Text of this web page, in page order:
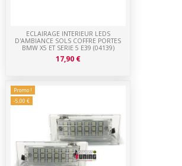
Promo !
-5,00 €
ECLAIRAGE INTERIEUR LEDS
D'AMBIANCE SOLS COFFRE PORTES
BMW X5 ET SERIE 5 E39 (04139)
17,90 €